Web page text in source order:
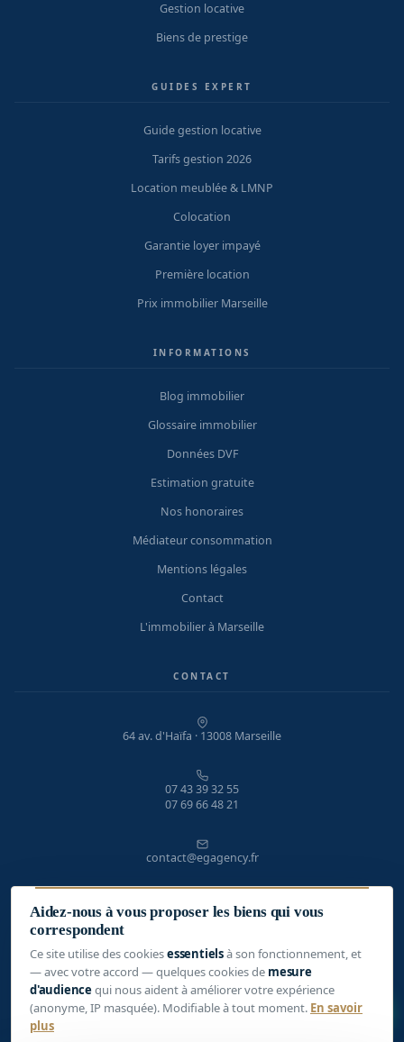
Gestion locative
Biens de prestige
GUIDES EXPERT
Guide gestion locative
Tarifs gestion 2026
Location meublée & LMNP
Colocation
Garantie loyer impayé
Première location
Prix immobilier Marseille
INFORMATIONS
Blog immobilier
Glossaire immobilier
Données DVF
Estimation gratuite
Nos honoraires
Médiateur consommation
Mentions légales
Contact
L'immobilier à Marseille
CONTACT
64 av. d'Haïfa · 13008 Marseille
07 43 39 32 55
07 69 66 48 21
contact@egagency.fr
Lundi – Vendredi · 9h – 19h
© 2026 EG Agency · Tous droits réservés
Mentions légales
Aidez-nous à vous proposer les biens qui vous
correspondent
Ce site utilise des cookiesessentielsà son fonctionnement, et
— avec votre accord — quelques cookies de mesure
d'audience qui nous aident à améliorer votre expérience
(anonyme, IP masquée). Modifiable à tout moment. En savoir
plus